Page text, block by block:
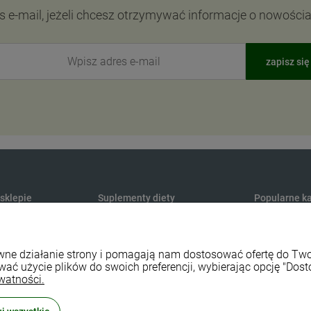
e-mail, jeżeli chcesz otrzymywać informacje o
zapisz się
Suplementy diety
Naturalne witaminy i minerały
Popularne
Sport i
działanie strony i pomagają nam dostosować ofertę do
użycie plików do swoich preferencji, wybierając opcję